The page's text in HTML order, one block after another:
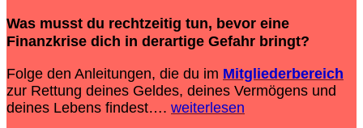
Was musst du rechtzeitig tun, bevor eine
Finanzkrise dich in derartige Gefahr bringt?
Folge den Anleitungen, die du im Mitgliederbereich
zur Rettung deines Geldes, deines Vermögens und
deines Lebens findest…. weiterlesen